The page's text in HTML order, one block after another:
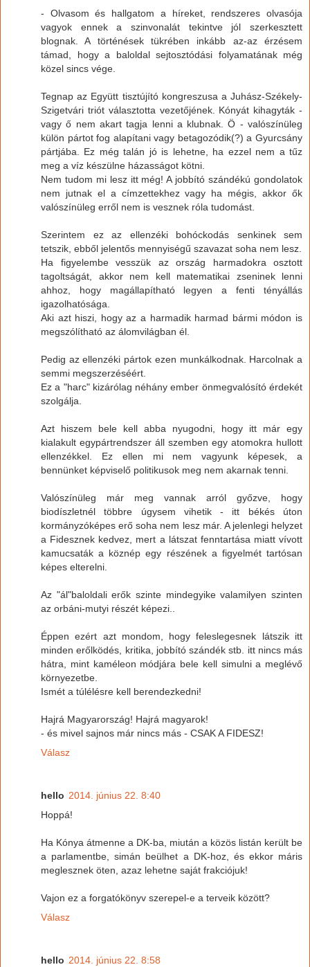
- Olvasom és hallgatom a híreket, rendszeres olvasója
vagyok ennek a szinvonalát tekintve jól szerkesztett
blognak. A történések tükrében inkább az-az érzésem
támad, hogy a baloldal sejtosztódási folyamatának még
közel sincs vége.
Tegnap az Együtt tisztújító kongreszusa a Juhász-Székely-
Szigetvári triót választotta vezetőjének. Kónyát kihagyták -
vagy ő nem akart tagja lenni a klubnak. Ö - valószínüleg
külön pártot fog alapítani vagy betagozódik(?) a Gyurcsány
pártjába. Ez még talán jó is lehetne, ha ezzel nem a tűz
meg a víz készülne házasságot kötni.
Nem tudom mi lesz itt még! A jobbító szándékú gondolatok
nem jutnak el a címzettekhez vagy ha mégis, akkor ők
valószínüleg erről nem is vesznek róla tudomást.
Szerintem ez az ellenzéki bohóckodás senkinek sem
tetszik, ebből jelentős mennyiségű szavazat soha nem lesz.
Ha figyelembe vesszük az ország harmadokra osztott
tagoltságát, akkor nem kell matematikai zseninek lenni
ahhoz, hogy magállapítható legyen a fenti tényállás
igazolhatósága.
Aki azt hiszi, hogy az a harmadik harmad bármi módon is
megszólítható az álomvilágban él.
Pedig az ellenzéki pártok ezen munkálkodnak. Harcolnak a
semmi megszerzéséért.
Ez a "harc" kizárólag néhány ember önmegvalósító érdekét
szolgálja.
Azt hiszem bele kell abba nyugodni, hogy itt már egy
kialakult egypártrendszer áll szemben egy atomokra hullott
ellenzékkel. Ez ellen mi nem vagyunk képesek, a
bennünket képviselő politikusok meg nem akarnak tenni.
Valószínüleg már meg vannak arról győzve, hogy
biodíszletnél többre úgysem vihetik - itt békés úton
kormányzóképes erő soha nem lesz már. A jelenlegi helyzet
a Fidesznek kedvez, mert a látszat fenntartása miatt vívott
kamucsaták a köznép egy részének a figyelmét tartósan
képes elterelni.
Az "ál"baloldali erők szinte mindegyike valamilyen szinten
az orbáni-mutyi részét képezi..
Éppen ezért azt mondom, hogy feleslegesnek látszik itt
minden erőlködés, kritika, jobbító szándék stb. itt nincs más
hátra, mint kaméleon módjára bele kell simulni a meglévő
környezetbe.
Ismét a túlélésre kell berendezkedni!
Hajrá Magyarország! Hajrá magyarok!
- és mivel sajnos már nincs más - CSAK A FIDESZ!
Válasz
hello 2014. június 22. 8:40
Hoppá!
Ha Kónya átmenne a DK-ba, miután a közös listán került be
a parlamentbe, simán beülhet a DK-hoz, és ekkor máris
meglesznek öten, azaz lehetne saját frakciójuk!
Vajon ez a forgatókönyv szerepel-e a terveik között?
Válasz
hello 2014. június 22. 8:58